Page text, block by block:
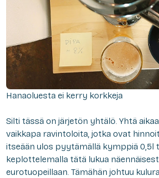
Hanaoluesta ei kerry korkkeja
Silti tässä on järjetön yhtälö. Yhtä
vaikkapa ravintoloita, jotka ovat
itseään ulos pyytämällä kymppiä 0,5l
keplottelemalla tätä lukua
eurotuopeillaan. Tämähän johtuu